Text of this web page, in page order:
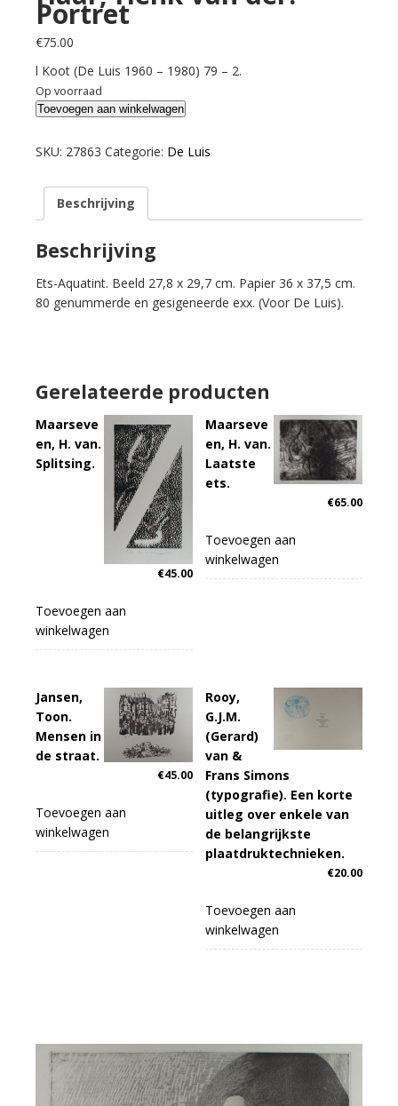
Portret
€75.00
l Koot (De Luis 1960 – 1980) 79 – 2.
Op voorraad
Haar,
van
Portret
aantal
Toevoegen aan winkelwagen
SKU: 27863 Categorie: De Luis
Beschrijving
Beschrijving
Ets-Aquatint. Beeld 27,8 x 29,7 cm. Papier 36 x 37,5 cm.
80 genummerde en gesigeneerde exx. (Voor De Luis).
Gerelateerde producten
Maarseve
en, H. van.
Splitsing.
€45.00
Toevoegen aan
winkelwagen
Maarseve
en, H. van.
Laatste
ets.
€65.00
Toevoegen aan
winkelwagen
Jansen,
Toon.
Mensen in
de straat.
€45.00
Toevoegen aan
winkelwagen
Rooy,
G.J.M.
(Gerard)
van &
Frans Simons
(typografie). Een korte
uitleg over enkele van
de belangrijkste
plaatdruktechnieken.
€20.00
Toevoegen aan
winkelwagen